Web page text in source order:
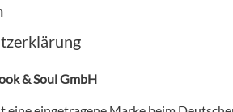
& Soul GmbH